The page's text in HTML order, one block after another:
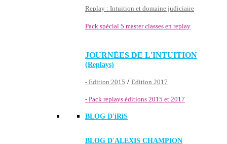
Replay : Intuition et domaine judiciaire
Pack spécial 5 master classes en replay
JOURNÉES DE L'INTUITION
(Replays)
- Edition 2015 / Edition 2017
- Pack replays éditions 2015 et 2017
BLOG D'iRiS
BLOG D'ALEXIS CHAMPION